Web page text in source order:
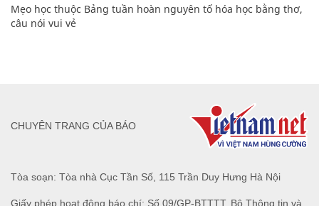
Mẹo học thuộc Bảng tuần hoàn nguyên tố hóa học bằng thơ,
câu nói vui vẻ
Tòa soạn: Tòa nhà Cục Tần Số, 115 Trần Duy Hưng Hà Nội
Giấy phép hoạt động báo chí: Số 09/GP-BTTTT, Bộ Thông tin và
CHUYÊN TRANG CỦA BÁO